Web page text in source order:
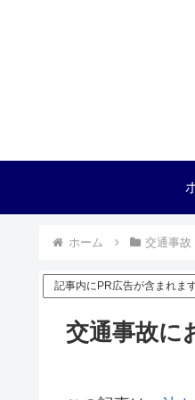
ホーム 交通事故
記事内にPR広告が含まれます
交通事故に